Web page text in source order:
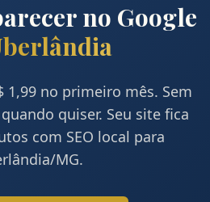
no Google
1,99 no primeiro mês. Sem
quiser. Seu site fica
com SEO local para
/MG.